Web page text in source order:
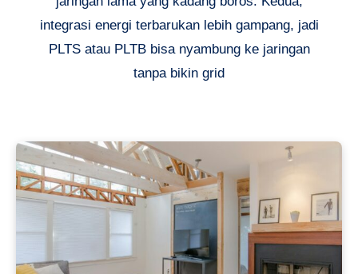
integrasi energi terbarukan lebih gampang, jadi
PLTS atau PLTB bisa nyambung ke jaringan
tanpa bikin grid